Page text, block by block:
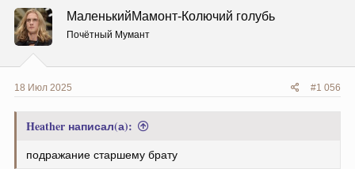
ц
и
и
:
МаленькийМамонт-Колючий голубь
Почётный Мумант
18 Июл 2025 #1 056
Heather написал(а):
подражание старшему брату